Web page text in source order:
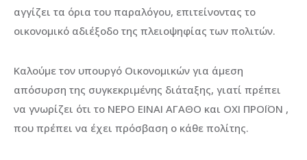
αγγίζει τα όρια του παραλόγου, επιτείνοντας το
οικονομικό αδιέξοδο της πλειοψηφίας των πολιτών.
Καλούμε τον υπουργό Οικονομικών για άμεση
απόσυρση της συγκεκριμένης διάταξης, γιατί πρέπει
να γνωρίζει ότι το ΝΕΡΟ ΕΙΝΑΙ ΑΓΑΘΟ και ΟΧΙ ΠΡΟΪΟΝ ,
που πρέπει να έχει πρόσβαση ο κάθε πολίτης.